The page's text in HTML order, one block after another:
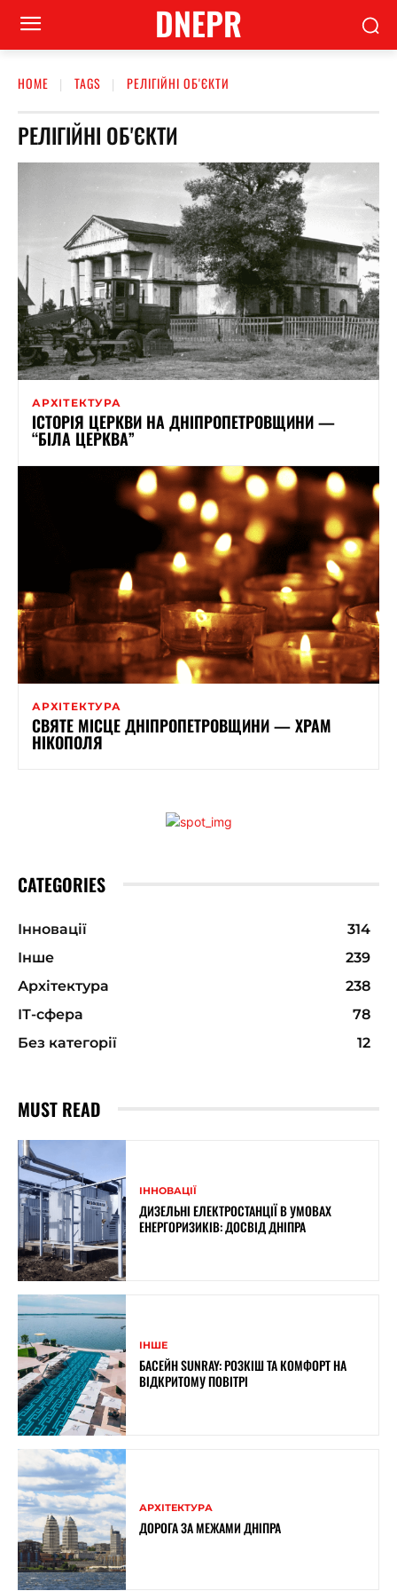
DNEPR
HOME TAGS РЕЛІГІЙНІ ОБ'ЄКТИ
РЕЛІГІЙНІ ОБ'ЄКТИ
АРХІТЕКТУРА
ІСТОРІЯ ЦЕРКВИ НА ДНІПРОПЕТРОВЩИНИ —
“БІЛА ЦЕРКВА”
АРХІТЕКТУРА
СВЯТЕ МІСЦЕ ДНІПРОПЕТРОВЩИНИ — ХРАМ
НІКОПОЛЯ
CATEGORIES
Інновації
314
Інше
239
Архітектура
238
ІТ-сфера
78
Без категорії
12
MUST READ
ІННОВАЦІЇ
ДИЗЕЛЬНІ ЕЛЕКТРОСТАНЦІЇ В УМОВАХ
ЕНЕРГОРИЗИКІВ: ДОСВІД ДНІПРА
ІНШЕ
БАСЕЙН SUNRAY: РОЗКІШ ТА КОМФОРТ НА
ВІДКРИТОМУ ПОВІТРІ
АРХІТЕКТУРА
ДОРОГА ЗА МЕЖАМИ ДНІПРА